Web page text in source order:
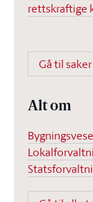
rettskraftige
Gå til saker
Alt om